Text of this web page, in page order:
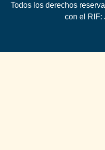
Todos los derechos
con el RIF: